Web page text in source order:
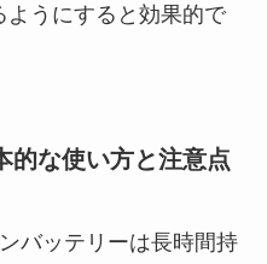
うにすると効果的で
的な使い方と注意点
バッテリーは長時間持